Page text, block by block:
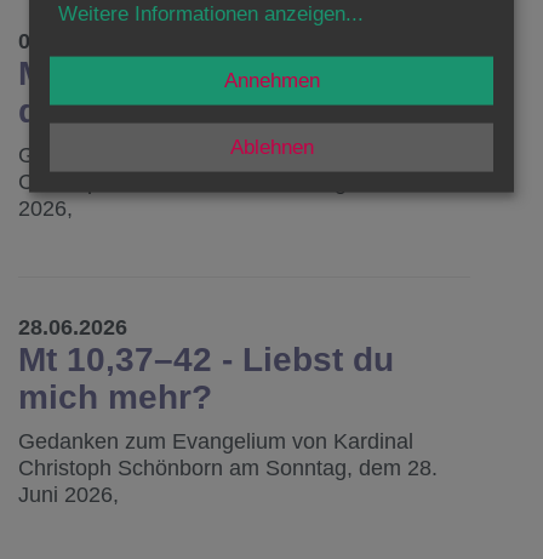
05.07.2026
Mt 11,25–30 - Einladen statt
drohen
Gedanken zum Evangelium von Kardinal
Christoph Schönborn am Sonntag, den 5. Juli
2026,
28.06.2026
Mt 10,37–42 - Liebst du
mich mehr?
Gedanken zum Evangelium von Kardinal
Christoph Schönborn am Sonntag, dem 28.
Juni 2026,
Weitere Informationen anzeigen...
Ablehnen
Annehmen